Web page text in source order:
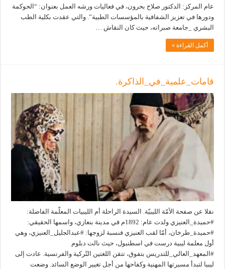
عام المركز: الدكتور صلاح بحرون، في فعاليات ورشه العمل بعنوان: “الحوكمة
ودورها في تعزيز الشفافية بالمؤسسات الطبية”. والتي عقدت بكلية الطب
البشري _جامعة صبراته، حيث كان النقاش …
أكمل القراءة »
قامات_علمية_في_الذاكرة.
نقلا عن صفحة الأمّة الليبيّة. السيدة الراحلة أم الليبيات المعلّمة الفاضلة:
#حميدة_العنيزي ولدت عام: 1892م في مدينة بنعازي، واسمها الحقيقي:
#حميدة_طرخان، أمّا لقب العنيزي فنسبة لزوجها: #عبدالجليل_العنيزي، وهي
أول معلمة ليبية درست في اسطنبول، حيث نالت دبلوم
#المعهد_العالي_للتدريس بتفوق، تتقن اللغتين التّركية والفرنسية. عادت إلى
ليبيا لتبدأ مسيرتها المهنية وكفاحها من أجل تغيير الوضع السائد. وضعت